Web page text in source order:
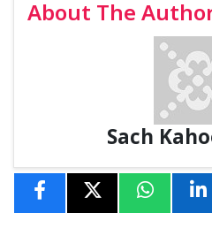
About The
Sach